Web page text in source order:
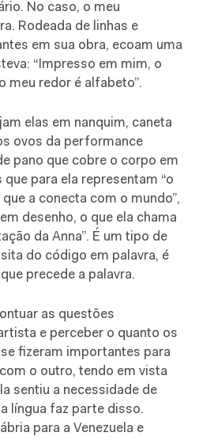
No caso, o meu
Rodeada de linhas e
em sua obra, ecoam uma
“Impresso em mim, o
meu redor é alfabeto”.
elas em nanquim, caneta
ovos da performance
pano que cobre o corpo em
que para ela representam “o
a conecta com o mundo”,
desenho, o que ela chama
da Anna”. É um tipo de
do código em palavra, é
precede a palavra.
as questões
e perceber o quanto os
fizeram importantes para
o outro, tendo em vista
sentiu a necessidade de
língua faz parte disso.
para a Venezuela e